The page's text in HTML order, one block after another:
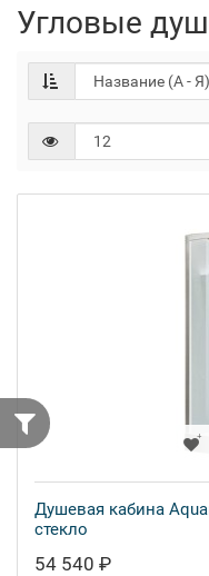
Угловые
Душевая кабина
стекло
54 540 ₽